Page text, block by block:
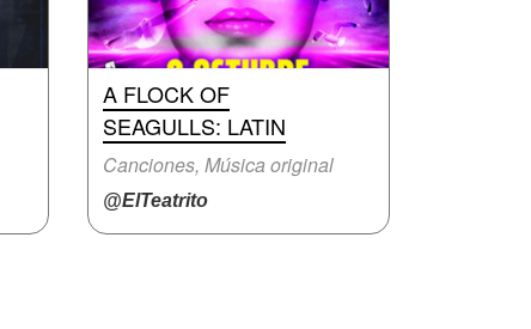
A FLOCK OF
SEAGULLS: LATIN
Canciones, Música original
@ElTeatrito